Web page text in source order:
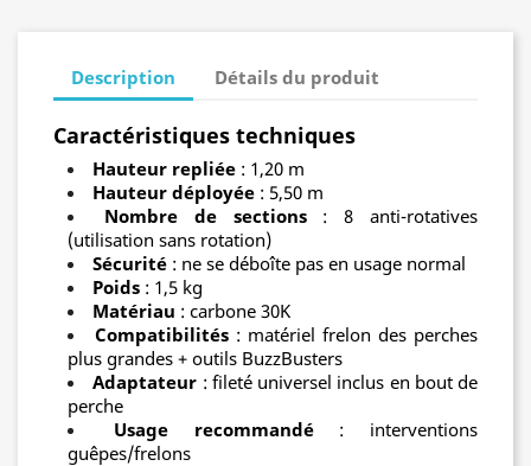
Description Détails du produit
Caractéristiques techniques
Hauteur repliée : 1,20 m
Hauteur déployée : 5,50 m
Nombre de sections: 8 anti-rotatives
(utilisation sans rotation)
Sécurité : ne se déboîte pas en usage normal
Poids : 1,5 kg
Matériau : carbone 30K
Compatibilités : matériel frelon des perches
plus grandes + outils BuzzBusters
Adaptateur : fileté universel inclus en bout de
perche
Usage recommandé: interventions
guêpes/frelons